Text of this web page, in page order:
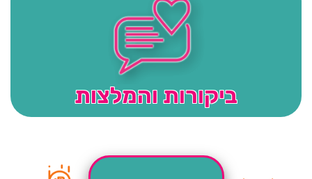
ביקורות והמלצות